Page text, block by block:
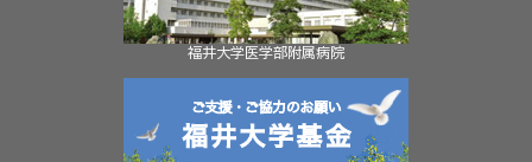
福井大学医学部附属病院